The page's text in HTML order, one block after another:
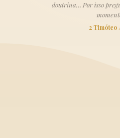
doutrina… Por isso
2 Timóteo